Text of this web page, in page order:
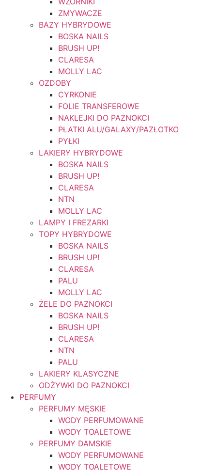
ZMYWACZE
BAZY HYBRYDOWE
BOSKA NAILS
BRUSH UP!
CLARESA
MOLLY LAC
OZDOBY
CYRKONIE
FOLIE TRANSFEROWE
NAKLEJKI DO PAZNOKCI
PŁATKI ALU/GALAXY/PAZŁOTKO
PYŁKI
LAKIERY HYBRYDOWE
BOSKA NAILS
BRUSH UP!
CLARESA
NTN
MOLLY LAC
LAMPY I FREZARKI
TOPY HYBRYDOWE
BOSKA NAILS
BRUSH UP!
CLARESA
PALU
MOLLY LAC
ŻELE DO PAZNOKCI
BOSKA NAILS
BRUSH UP!
CLARESA
NTN
PALU
LAKIERY KLASYCZNE
ODŻYWKI DO PAZNOKCI
PERFUMY
PERFUMY MĘSKIE
WODY PERFUMOWANE
WODY TOALETOWE
PERFUMY DAMSKIE
WODY PERFUMOWANE
WODY TOALETOWE